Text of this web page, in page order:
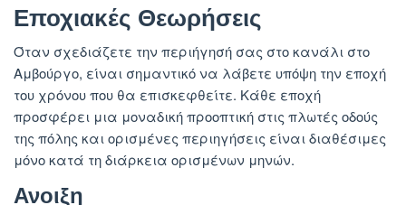
Εποχιακές Θεωρήσεις
Όταν σχεδιάζετε την περιήγησή σας στο κανάλι στο
Αμβούργο, είναι σημαντικό να λάβετε υπόψη την εποχή
του χρόνου που θα επισκεφθείτε. Κάθε εποχή
προσφέρει μια μοναδική προοπτική στις πλωτές οδούς
της πόλης και ορισμένες περιηγήσεις είναι διαθέσιμες
μόνο κατά τη διάρκεια ορισμένων μηνών.
Ανοιξη